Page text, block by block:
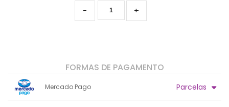
+
-
FORMAS DE PAGAMENTO
Mercado Pago Parcelas